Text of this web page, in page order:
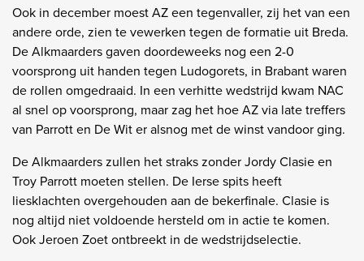
Ook in december moest AZ een tegenvaller, zij het van een
andere orde, zien te vewerken tegen de formatie uit Breda.
De Alkmaarders gaven doordeweeks nog een 2-0
voorsprong uit handen tegen Ludogorets, in Brabant waren
de rollen omgedraaid. In een verhitte wedstrijd kwam NAC
al snel op voorsprong, maar zag het hoe AZ via late treffers
van Parrott en De Wit er alsnog met de winst vandoor ging.
De Alkmaarders zullen het straks zonder Jordy Clasie en
Troy Parrott moeten stellen. De Ierse spits heeft
liesklachten overgehouden aan de bekerfinale. Clasie is
nog altijd niet voldoende hersteld om in actie te komen.
Ook Jeroen Zoet ontbreekt in de wedstrijdselectie.